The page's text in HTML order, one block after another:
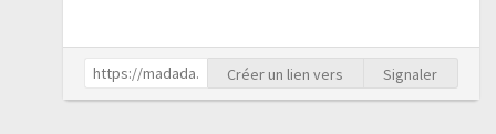
Créer un lien vers Signaler